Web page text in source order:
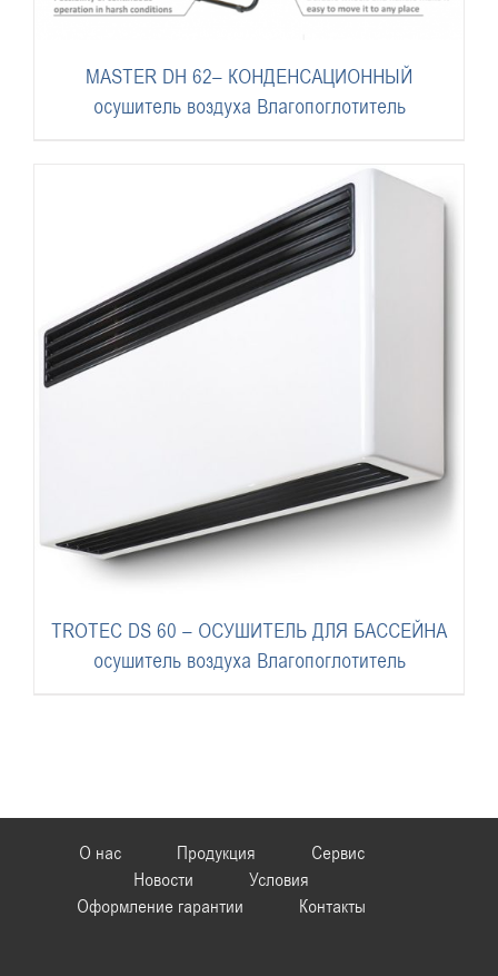
MASTER DH 62– КОНДЕНСАЦИОННЫЙ
осушитель воздуха Влагопоглотитель
TROTEC DS 60 – ОСУШИТЕЛЬ ДЛЯ БАССЕЙНА
осушитель воздуха Влагопоглотитель
О нас Продукция
Сервис
Новости
Условия
Оформление гарантии
Контакты